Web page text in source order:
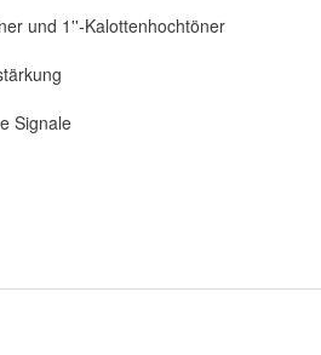
und 1''-Kalottenhochtöner
Signale